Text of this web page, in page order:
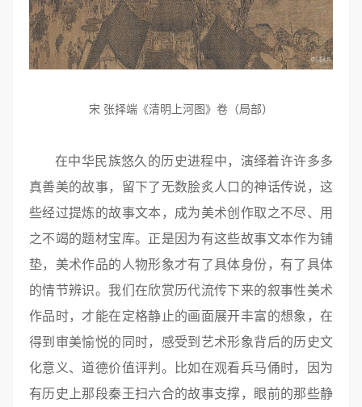
宋 张择端《清明上河图》卷（局部）
在中华民族悠久的历史进程中，演绎着许许多多
真善美的故事，留下了无数脍炙人口的神话传说，这
些经过提炼的故事文本，成为美术创作取之不尽、用
之不竭的题材宝库。正是因为有这些故事文本作为铺
垫，美术作品的人物形象才有了具体身份，有了具体
的情节辨识。我们在欣赏历代流传下来的叙事性美术
作品时，才能在定格静止的画面展开丰富的想象，在
得到审美愉悦的同时，感受到艺术形象背后的历史文
化意义、道德价值评判。比如在观看兵马俑时，因为
有历史上那段秦王扫六合的故事支撑，眼前的那些静